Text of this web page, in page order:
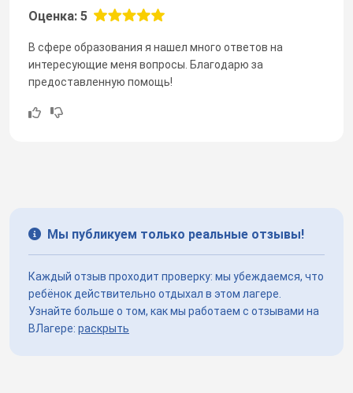
Оценка: 5
В сфере образования я нашел много ответов на
интересующие меня вопросы. Благодарю за
предоставленную помощь!
Мы публикуем только реальные отзывы!
Каждый отзыв проходит проверку: мы убеждаемся, что
ребёнок действительно отдыхал в этом лагере.
Узнайте больше о том, как мы работаем с отзывами на
ВЛагере: раскрыть